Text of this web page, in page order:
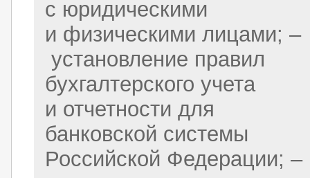
с юридическими
и физическими лицами; –
установление правил
бухгалтерского учета
и отчетности для
банковской системы
Российской Федерации; –